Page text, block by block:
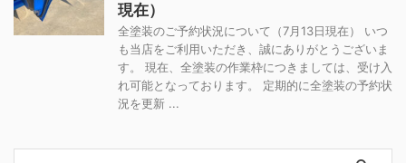
現在）
全塗装のご予約状況について（7月13日現在） いつ
も当店をご利用いただき、誠にありがとうございま
す。 現在、全塗装の作業枠につきましては、受け入
れ可能となっております。 定期的に全塗装の予約状
況を更新 ...